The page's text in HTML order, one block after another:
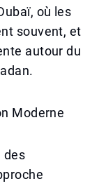
où les
souvent, et
autour du
Moderne
des